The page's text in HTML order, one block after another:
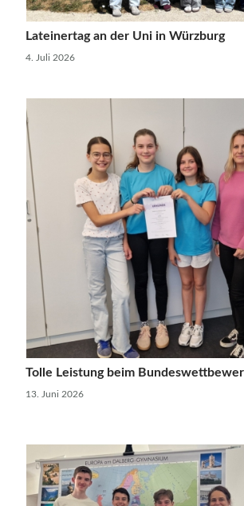
Lateinertag an der Uni in Würzburg
4. Juli 2026
Tolle Leistung beim
13. Juni 2026